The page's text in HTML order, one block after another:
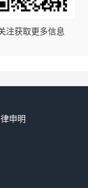
注获取更多信息
申明